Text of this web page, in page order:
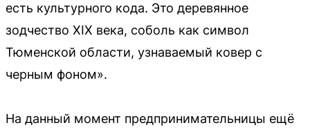
есть культурного кода. Это деревянное
зодчество XIX века, соболь как символ
Тюменской области, узнаваемый ковер с
черным фоном».
На данный момент предпринимательницы ещё